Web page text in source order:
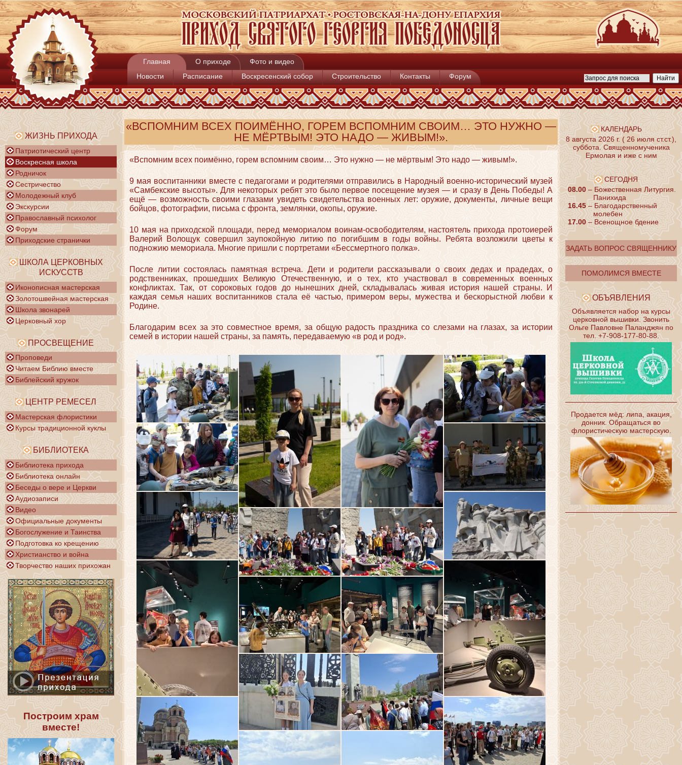
Главная
Новости
Расписание Воскресенский собор Строительство Контакты Форум
О приходе Фото и видео
ЖИЗНЬ ПРИХОДА
Патриотический центр
Воскресная школа
Родничок
Сестричество
Молодежный клуб
Экскурсии
Православный психолог
Форум
Приходские странички
ШКОЛА ЦЕРКОВНЫХ
ИСКУССТВ
Иконописная мастерская
Золотошвейная мастерская
Школа звонарей
Церковный хор
ПРОСВЕЩЕНИЕ
Проповеди
Читаем Библию вместе
Библейский кружок
ЦЕНТР РЕМЕСЕЛ
Мастерская флористики
Курсы традиционной куклы
БИБЛИОТЕКА
Библиотека прихода
Библиотека онлайн
Беседы о вере и Церкви
Аудиозаписи
Видео
Официальные документы
Богослужение и Таинства
Подготовка ко крещению
Христианство и война
Творчество наших прихожан
Построим храм
вместе!
«ВСПОМНИМ ВСЕХ ПОИМЁННО, ГОРЕМ ВСПОМНИМ СВОИМ… ЭТО НУЖНО —
НЕ МЁРТВЫМ! ЭТО НАДО — ЖИВЫМ!».
«Вспомним всех поимённо, горем вспомним своим… Это нужно — не мёртвым! Это надо — живым!».
9 мая воспитанники вместе с педагогами и родителями отправились в Народный военно-исторический музей
«Самбекские высоты». Для некоторых ребят это было первое посещение музея — и сразу в День Победы! А
ещё — возможность своими глазами увидеть свидетельства военных лет: оружие, документы, личные вещи
бойцов, фотографии, письма с фронта, землянки, окопы, оружие.
10 мая на приходской площади, перед мемориалом воинам-освободителям, настоятель прихода протоиерей
Валерий Волощук совершил заупокойную литию по погибшим в годы войны. Ребята возложили цветы к
подножию мемориала. Многие пришли с портретами «Бессмертного полка».
После литии состоялась памятная встреча. Дети и родители рассказывали о своих дедах и прадедах, о
родственниках, прошедших Великую Отечественную, и о тех, кто участвовал в современных военных
конфликтах. Так, от сороковых годов до нынешних дней, складывалась живая история нашей страны. И
каждая семья наших воспитанников стала её частью, примером веры, мужества и бескорыстной любви к
Родине.
Благодарим всех за это совместное время, за общую радость праздника со слезами на глазах, за истории
семей в истории нашей страны, за память, передаваемую «в род и род».
КАЛЕНДАРЬ
8 августа 2026 г. ( 26 июля ст.ст.),
суббота. Священномученика
Ермолая и иже с ним
СЕГОДНЯ
08.00 – Божественная Литургия.
Панихида
16.45– Благодарственный
молебен
17.00– Всенощное бдение
ЗАДАТЬ ВОПРОС СВЯЩЕННИКУ
ПОМОЛИМСЯ ВМЕСТЕ
ОБЪЯВЛЕНИЯ
Объявляется набор на курсы
церковной вышивки. Звонить
Ольге Павловне Паланджян по
тел. +7-908-177-80-88.
Продается мёд: липа, акация,
донник. Обращаться во
флористическую мастерскую.